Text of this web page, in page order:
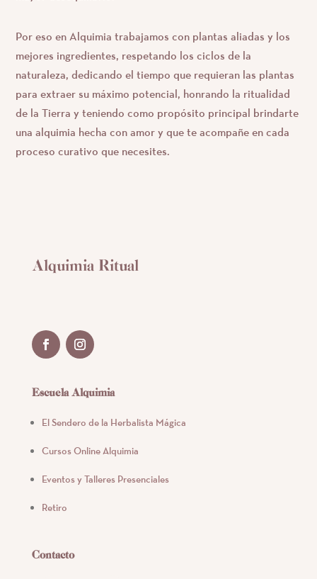
Por eso en Alquimia trabajamos con plantas aliadas y los
mejores ingredientes, respetando los ciclos de la
naturaleza, dedicando el tiempo que requieran las plantas
para extraer su máximo potencial, honrando la ritualidad
de la Tierra y teniendo como propósito principal brindarte
una alquimia hecha con amor y que te acompañe en cada
proceso curativo que necesites.
Alquimia Ritual
Escuela Alquimia
El Sendero de la Herbalista Mágica
Cursos Online Alquimia
Eventos y Talleres Presenciales
Retiro
Contacto